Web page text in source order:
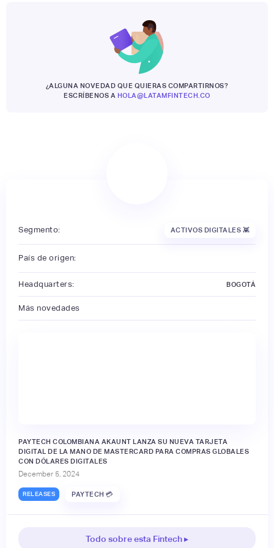
¿ALGUNA NOVEDAD QUE QUIERAS COMPARTIRNOS?
ESCRÍBENOS A HOLA@LATAMFINTECH.CO
Segmento: ACTIVOS DIGITALES 👾
País de origen:
Headquarters: BOGOTÁ
Más novedades
PAYTECH COLOMBIANA AKAUNT LANZA SU NUEVA TARJETA
DIGITAL DE LA MANO DE MASTERCARD PARA COMPRAS GLOBALES
CON DÓLARES DIGITALES
December 5, 2024
RELEASES PAYTECH 💳
Todo sobre esta Fintech ▸